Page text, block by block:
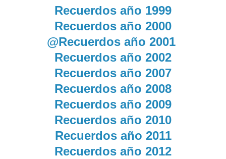
Recuerdos año 1999
Recuerdos año 2000
@Recuerdos año 2001
Recuerdos año 2002
Recuerdos año 2007
Recuerdos año 2008
Recuerdos año 2009
Recuerdos año 2010
Recuerdos año 2011
Recuerdos año 2012